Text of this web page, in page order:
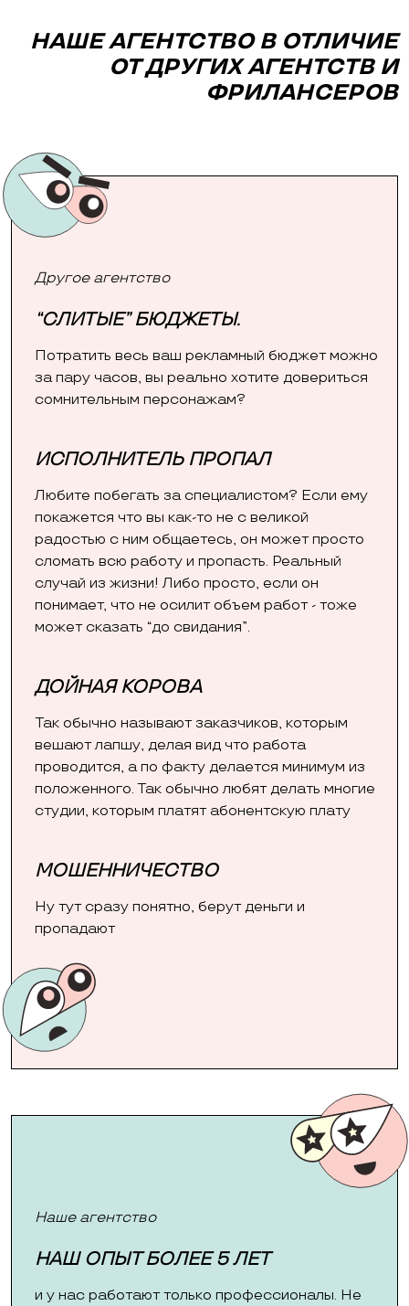
НАШЕ АГЕНТСТВО В ОТЛИЧИЕ
ОТ ДРУГИХ АГЕНТСТВ И
ФРИЛАНСЕРОВ
Другое агентство
“СЛИТЫЕ” БЮДЖЕТЫ.
Потратить весь ваш рекламный бюджет можно
за пару часов, вы реально хотите довериться
сомнительным персонажам?
ИСПОЛНИТЕЛЬ ПРОПАЛ
Любите побегать за специалистом? Если ему
покажется что вы как-то не с великой
радостью с ним общаетесь, он может просто
сломать всю работу и пропасть. Реальный
случай из жизни! Либо просто, если он
понимает, что не осилит объем работ - тоже
может сказать “до свидания”.
ДОЙНАЯ КОРОВА
Так обычно называют заказчиков, которым
вешают лапшу, делая вид что работа
проводится, а по факту делается минимум из
положенного. Так обычно любят делать многие
студии, которым платят абонентскую плату
МОШЕННИЧЕСТВО
Ну тут сразу понятно, берут деньги и
пропадают
Наше агентство
НАШ ОПЫТ БОЛЕЕ 5 ЛЕТ
и у нас работают только профессионалы. Не